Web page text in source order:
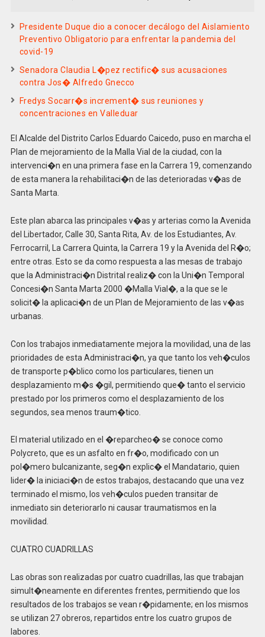
Presidente Duque dio a conocer decálogo del Aislamiento
Preventivo Obligatorio para enfrentar la pandemia del
covid-19
Senadora Claudia L�pez rectific� sus acusaciones
contra Jos� Alfredo Gnecco
Fredys Socarr�s increment� sus reuniones y
concentraciones en Valleduar
El Alcalde del Distrito Carlos Eduardo Caicedo, puso en marcha el
Plan de mejoramiento de la Malla Vial de la ciudad, con la
intervenci�n en una primera fase en la Carrera 19, comenzando
de esta manera la rehabilitaci�n de las deterioradas v�as de
Santa Marta.
Este plan abarca las principales v�as y arterias como la Avenida
del Libertador, Calle 30, Santa Rita, Av. de los Estudiantes, Av.
Ferrocarril, La Carrera Quinta, la Carrera 19 y la Avenida del R�o;
entre otras. Esto se da como respuesta a las mesas de trabajo
que la Administraci�n Distrital realiz� con la Uni�n Temporal
Concesi�n Santa Marta 2000 �Malla Vial�, a la que se le
solicit� la aplicaci�n de un Plan de Mejoramiento de las v�as
urbanas.
Con los trabajos inmediatamente mejora la movilidad, una de las
prioridades de esta Administraci�n, ya que tanto los veh�culos
de transporte p�blico como los particulares, tienen un
desplazamiento m�s �gil, permitiendo que� tanto el servicio
prestado por los primeros como el desplazamiento de los
segundos, sea menos traum�tico.
El material utilizado en el �reparcheo� se conoce como
Polycreto, que es un asfalto en fr�o, modificado con un
pol�mero bulcanizante, seg�n explic� el Mandatario, quien
lider� la iniciaci�n de estos trabajos, destacando que una vez
terminado el mismo, los veh�culos pueden transitar de
inmediato sin deteriorarlo ni causar traumatismos en la
movilidad.
CUATRO CUADRILLAS
Las obras son realizadas por cuatro cuadrillas, las que trabajan
simult�neamente en diferentes frentes, permitiendo que los
resultados de los trabajos se vean r�pidamente; en los mismos
se utilizan 27 obreros, repartidos entre los cuatro grupos de
labores.